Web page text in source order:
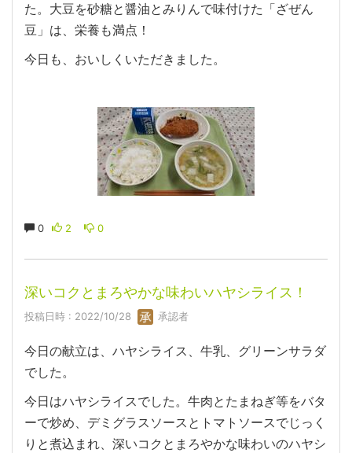
た。大豆を砂糖と醤油とみりんで味付けた「ざぜん
豆」は、栄養も満点！
今日も、おいしくいただきました。
0 2 0
深いコクとまろやかな味わいハヤシライス！
投稿日時 : 2022/10/28 承認者
今日の献立は、ハヤシライス、牛乳、グリーンサラダ
でした。
今日はハヤシライスでした。牛肉とたまねぎ等をバタ
ーで炒め、デミグラスソースとトマトソースでじっく
りと煮込まれ、深いコクとまろやかな味わいのハヤシ